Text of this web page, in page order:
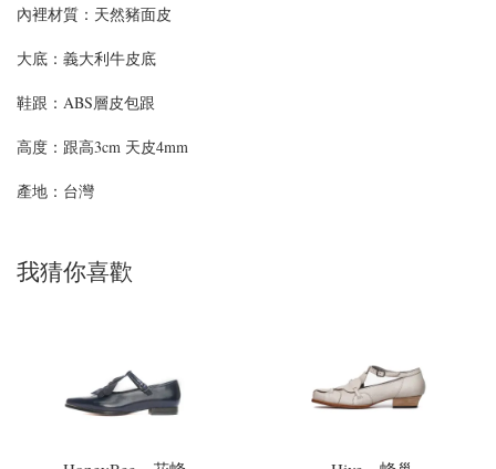
內裡材質：天然豬面皮
大底：義大利牛皮底
鞋跟：ABS層皮包跟
高度： 跟高3cm 天皮4mm
產地：台灣
我猜你喜歡